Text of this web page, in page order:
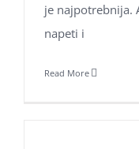
je najpotrebnija.
napeti i
Read More